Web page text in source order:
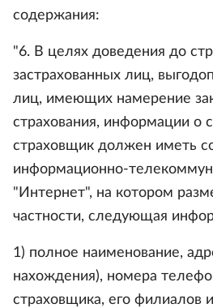
содержания:
"6. В целях доведения до
застрахованных лиц,
лиц, имеющих намерение
страхования, информации о
страховщик должен иметь
информационно-
"Интернет", на котором
частности, следующая
1) полное наименование,
нахождения), номера
страховщика, его филиалов